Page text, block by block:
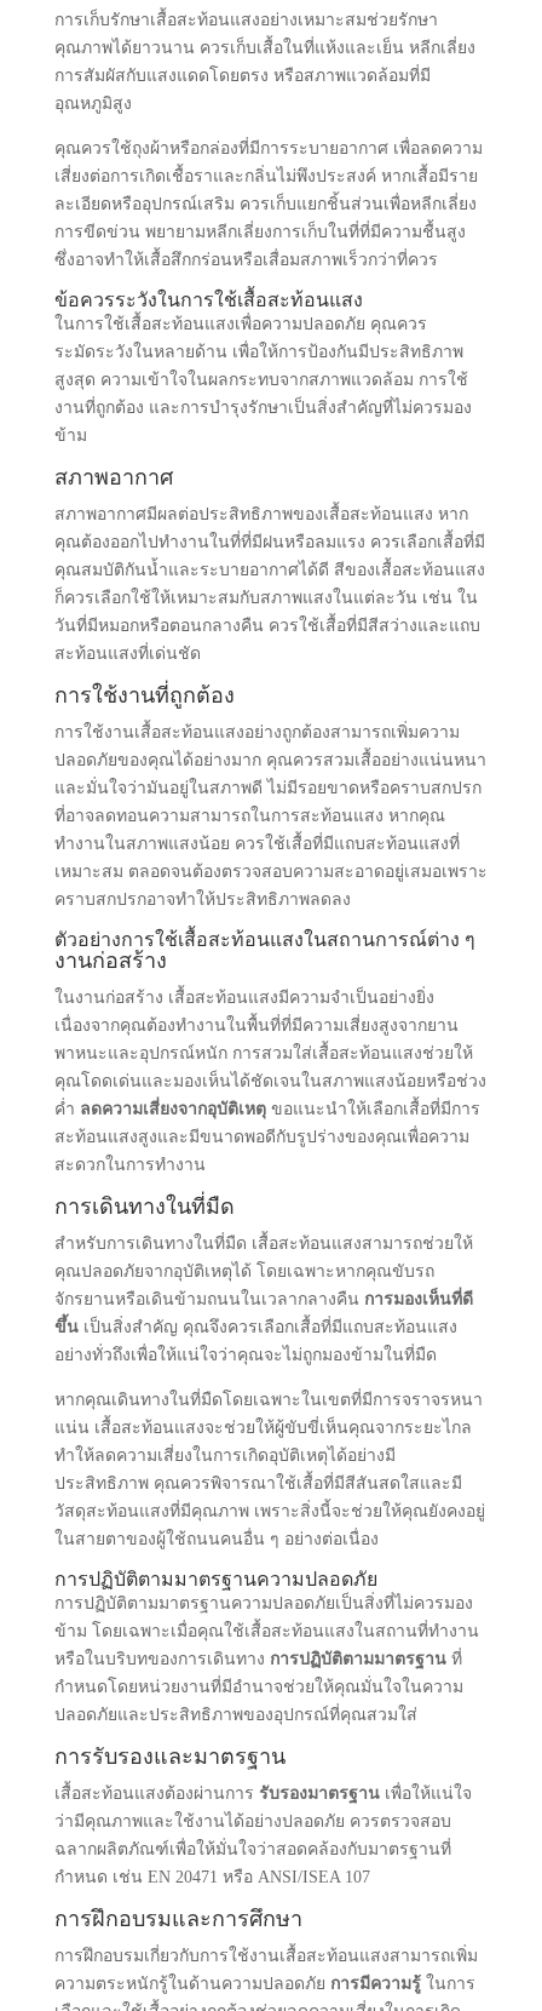
การเก็บรักษาเสื้อสะท้อนแสงอย่างเหมาะสมช่วยรักษา
คุณภาพได้ยาวนาน ควรเก็บเสื้อในที่แห้งและเย็น หลีกเลี่ยง
การสัมผัสกับแสงแดดโดยตรง หรือสภาพแวดล้อมที่มี
อุณหภูมิสูง
คุณควรใช้ถุงผ้าหรือกล่องที่มีการระบายอากาศ เพื่อลดความ
เสี่ยงต่อการเกิดเชื้อราและกลิ่นไม่พึงประสงค์ หากเสื้อมีราย
ละเอียดหรืออุปกรณ์เสริม ควรเก็บแยกชิ้นส่วนเพื่อหลีกเลี่ยง
การขีดข่วน พยายามหลีกเลี่ยงการเก็บในที่ที่มีความชื้นสูง
ซึ่งอาจทำให้เสื้อสึกกร่อนหรือเสื่อมสภาพเร็วกว่าที่ควร
ข้อควรระวังในการใช้เสื้อสะท้อนแสง
ในการใช้เสื้อสะท้อนแสงเพื่อความปลอดภัย คุณควร
ระมัดระวังในหลายด้าน เพื่อให้การป้องกันมีประสิทธิภาพ
สูงสุด ความเข้าใจในผลกระทบจากสภาพแวดล้อม การใช้
งานที่ถูกต้อง และการบำรุงรักษาเป็นสิ่งสำคัญที่ไม่ควรมอง
ข้าม
สภาพอากาศ
สภาพอากาศมีผลต่อประสิทธิภาพของเสื้อสะท้อนแสง หาก
คุณต้องออกไปทำงานในที่ที่มีฝนหรือลมแรง ควรเลือกเสื้อที่มี
คุณสมบัติกันน้ำและระบายอากาศได้ดี สีของเสื้อสะท้อนแสง
ก็ควรเลือกใช้ให้เหมาะสมกับสภาพแสงในแต่ละวัน เช่น ใน
วันที่มีหมอกหรือตอนกลางคืน ควรใช้เสื้อที่มีสีสว่างและแถบ
สะท้อนแสงที่เด่นชัด
การใช้งานที่ถูกต้อง
การใช้งานเสื้อสะท้อนแสงอย่างถูกต้องสามารถเพิ่มความ
ปลอดภัยของคุณได้อย่างมาก คุณควรสวมเสื้ออย่างแน่นหนา
และมั่นใจว่ามันอยู่ในสภาพดี ไม่มีรอยขาดหรือคราบสกปรก
ที่อาจลดทอนความสามารถในการสะท้อนแสง หากคุณ
ทำงานในสภาพแสงน้อย ควรใช้เสื้อที่มีแถบสะท้อนแสงที่
เหมาะสม ตลอดจนต้องตรวจสอบความสะอาดอยู่เสมอเพราะ
คราบสกปรกอาจทำให้ประสิทธิภาพลดลง
ตัวอย่างการใช้เสื้อสะท้อนแสงในสถานการณ์ต่าง ๆ
งานก่อสร้าง
ในงานก่อสร้าง เสื้อสะท้อนแสงมีความจำเป็นอย่างยิ่ง
เนื่องจากคุณต้องทำงานในพื้นที่ที่มีความเสี่ยงสูงจากยาน
พาหนะและอุปกรณ์หนัก การสวมใส่เสื้อสะท้อนแสงช่วยให้
คุณโดดเด่นและมองเห็นได้ชัดเจนในสภาพแสงน้อยหรือช่วง
ค่ำ ลดความเสี่ยงจากอุบัติเหตุขอแนะนำให้เลือกเสื้อที่มีการ
สะท้อนแสงสูงและมีขนาดพอดีกับรูปร่างของคุณเพื่อความ
สะดวกในการทำงาน
การเดินทางในที่มืด
สำหรับการเดินทางในที่มืด เสื้อสะท้อนแสงสามารถช่วยให้
คุณปลอดภัยจากอุบัติเหตุได้ โดยเฉพาะหากคุณขับรถ
จักรยานหรือเดินข้ามถนนในเวลากลางคืน การมองเห็นที่ดี
ขึ้นเป็นสิ่งสำคัญ คุณจึงควรเลือกเสื้อที่มีแถบสะท้อนแสง
อย่างทั่วถึงเพื่อให้แน่ใจว่าคุณจะไม่ถูกมองข้ามในที่มืด
หากคุณเดินทางในที่มืดโดยเฉพาะในเขตที่มีการจราจรหนา
แน่น เสื้อสะท้อนแสงจะช่วยให้ผู้ขับขี่เห็นคุณจากระยะไกล
ทำให้ลดความเสี่ยงในการเกิดอุบัติเหตุได้อย่างมี
ประสิทธิภาพ คุณควรพิจารณาใช้เสื้อที่มีสีสันสดใสและมี
วัสดุสะท้อนแสงที่มีคุณภาพ เพราะสิ่งนี้จะช่วยให้คุณยังคงอยู่
ในสายตาของผู้ใช้ถนนคนอื่น ๆ อย่างต่อเนื่อง
การปฏิบัติตามมาตรฐานความปลอดภัย
การปฏิบัติตามมาตรฐานความปลอดภัยเป็นสิ่งที่ไม่ควรมอง
ข้าม โดยเฉพาะเมื่อคุณใช้เสื้อสะท้อนแสงในสถานที่ทำงาน
หรือในบริบทของการเดินทาง การปฏิบัติตามมาตรฐานที่
กำหนดโดยหน่วยงานที่มีอำนาจช่วยให้คุณมั่นใจในความ
ปลอดภัยและประสิทธิภาพของอุปกรณ์ที่คุณสวมใส่
การรับรองและมาตรฐาน
เสื้อสะท้อนแสงต้องผ่านการ รับรองมาตรฐานเพื่อให้แน่ใจ
ว่ามีคุณภาพและใช้งานได้อย่างปลอดภัย ควรตรวจสอบ
ฉลากผลิตภัณฑ์เพื่อให้มั่นใจว่าสอดคล้องกับมาตรฐานที่
กำหนด เช่น EN 20471 หรือ ANSI/ISEA 107
การฝึกอบรมและการศึกษา
การฝึกอบรมเกี่ยวกับการใช้งานเสื้อสะท้อนแสงสามารถเพิ่ม
ความตระหนักรู้ในด้านความปลอดภัย การมีความรู้ในการ